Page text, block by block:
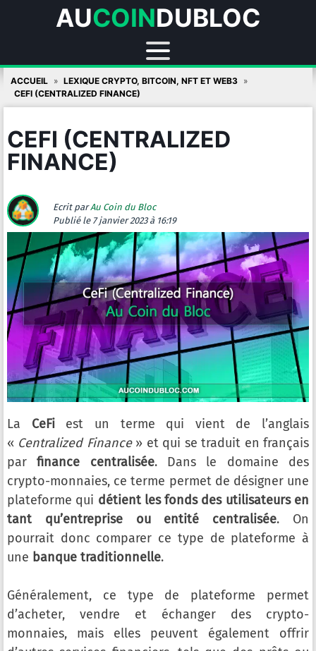
AUCOINDUBLOC
Skip
content
ACCUEIL
LEXIQUE CRYPTO, BITCOIN, NFT ET WEB3
CEFI (CENTRALIZED FINANCE)
CEFI (CENTRALIZED
FINANCE)
Ecrit parAu Coin du Bloc
Publié le 7 janvier 2023 à 16:19
La CeFiest un terme qui vient de l’anglais
« Centralized Finance» et qui se traduit en français
parfinance centralisée. Dans le domaine des
crypto-monnaies, ce terme permet de désigner une
plateforme qui détient les fonds des utilisateurs en
tant qu’entreprise ou entité centralisée. On
pourrait donc comparer ce type de plateforme à
une banque traditionnelle.
Généralement, ce type de plateforme permet
d’acheter, vendre et échanger des crypto-
monnaies, mais elles peuvent également offrir